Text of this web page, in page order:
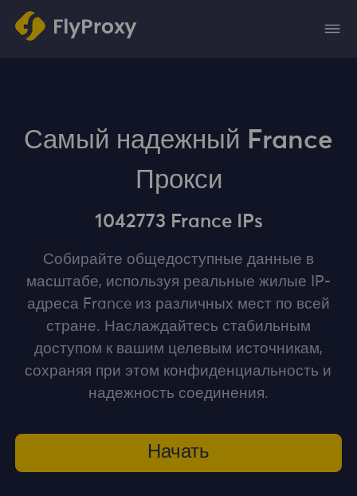
Самый надежный France
Прокси
1042773 France IPs
Собирайте общедоступные данные в
масштабе, используя реальные жилые IP-
адреса France из различных мест по всей
стране. Наслаждайтесь стабильным
доступом к вашим целевым источникам,
сохраняя при этом конфиденциальность и
надежность соединения.
Начать